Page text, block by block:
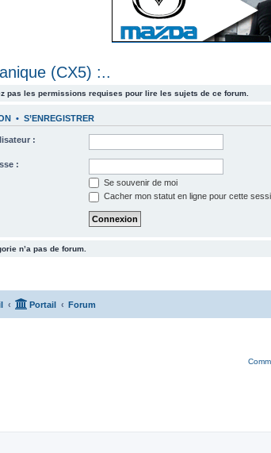
(CX5) :..
pas les permissions requises pour lire les sujets de ce forum.
• S’ENREGISTRER
:
:
Se souvenir de moi
Cacher mon statut en ligne pour cette
n’a pas de forum.
Portail Forum